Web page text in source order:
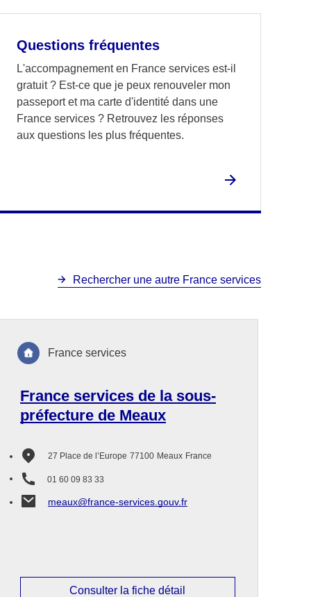
Questions fréquentes
L'accompagnement en France services est-il
gratuit ? Est-ce que je peux renouveler mon
passeport et ma carte d'identité dans une
France services ? Retrouvez les réponses
aux questions les plus fréquentes.
Rechercher une autre France services
France services de la sous-
préfecture de Meaux
27 Place de l’Europe 77100 Meaux France
01 60 09 83 33
meaux@france-services.gouv.fr
France services
Consulter la fiche détail